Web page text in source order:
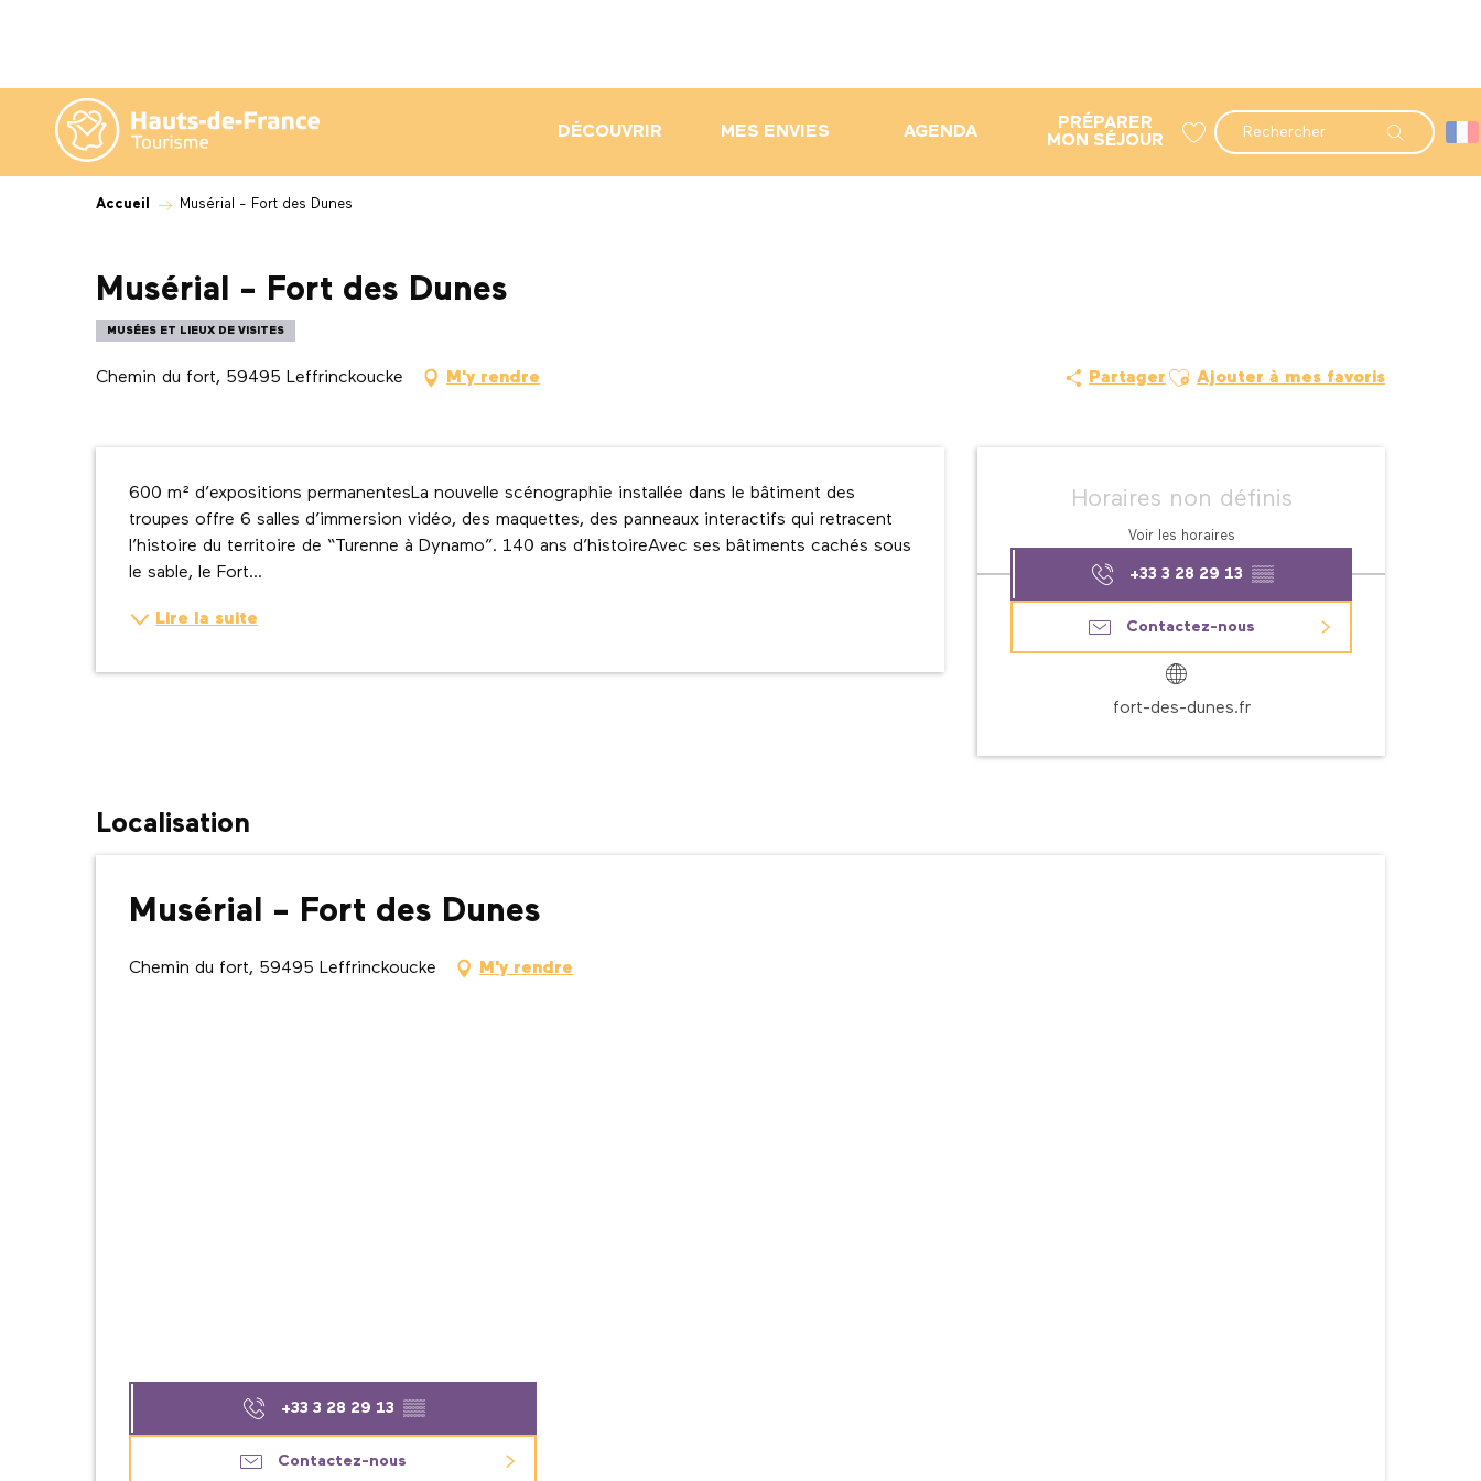
contenu
principal
Recherche
DÉCOUVRIR MES ENVIES AGENDA
PRÉPARER
MON SÉJOUR
Accueil Musérial - Fort des Dunes
Musérial - Fort des Dunes
MUSÉES ET LIEUX DE VISITES
Chemin du fort, 59495 Leffrinckoucke M'y rendre Partager Ajouter aux favoris
Ajouter à mes favoris
Ouverture et
Horaires non définis
Voir les horaires
+33 3 28 29 13 ▒▒
Contactez-nous
fort-des-dunes.fr
Description
600 m² d’expositions permanentesLa nouvelle scénographie installée dans le bâtiment des
troupes offre 6 salles d’immersion vidéo, des maquettes, des panneaux interactifs qui retracent
l’histoire du territoire de “Turenne à Dynamo”. 140 ans d’histoireAvec ses bâtiments cachés sous
le sable, le Fort...
Lire la suite
Localisation
Musérial - Fort des Dunes
Chemin du fort, 59495 Leffrinckoucke M'y rendre
+33 3 28 29 13 ▒▒
Contactez-nous